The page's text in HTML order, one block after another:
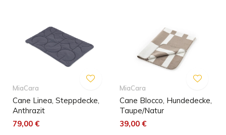
MiaCara
Cane Linea, Steppdecke,
Anthrazit
79,00 €
MiaCara
Cane Blocco, Hundedecke,
Taupe/Natur
39,00 €